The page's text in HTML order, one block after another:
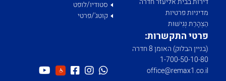
מדיניות פרטיות
הַצְהָרַת נְגִישׁוּת
סטודיו/לופט
קוטג'/פרטי
פרטי התקשרות:
(בניין הבלוק) האומן 8 חדרה
1­-700­-50-­10-­80
office@remax1.co.il